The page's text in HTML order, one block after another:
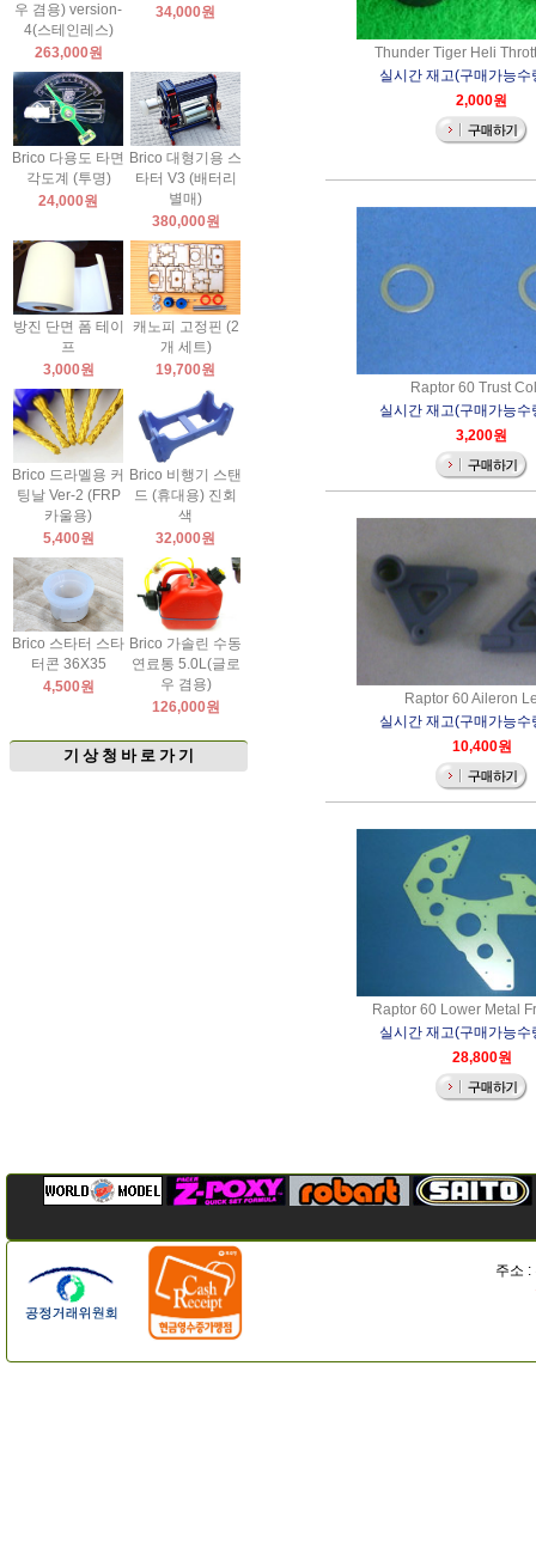
우 겸용) version-
4(스테인레스)
263,000원
34,000원
Brico 다용도 타면
각도계 (투명)
24,000원
Brico 대형기용 스
타터 V3 (배터리
별매)
380,000원
방진 단면 폼 테이
프
3,000원
캐노피 고정핀 (2
개 세트)
19,700원
Brico 드라멜용 커
팅날 Ver-2 (FRP
카울용)
5,400원
Brico 비행기 스탠
드 (휴대용) 진회
색
32,000원
Brico 스타터 스타
터콘 36X35
4,500원
Brico 가솔린 수동
연료통 5.0L(글로
우 겸용)
126,000원
기 상 청 바 로 가 기
Thunder Tiger Heli
실시간 재고(구매가능수
2,000원
Raptor 60 Trust
실시간 재고(구매가능수
3,200원
Raptor 60 Aileron
실시간 재고(구매가능수
10,400원
Raptor 60 Lower Metal
실시간 재고(구매가능수
28,800원
주소